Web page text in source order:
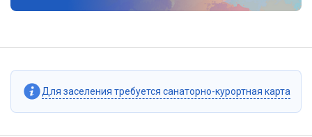
Для заселения требуется санаторно-курортная карта